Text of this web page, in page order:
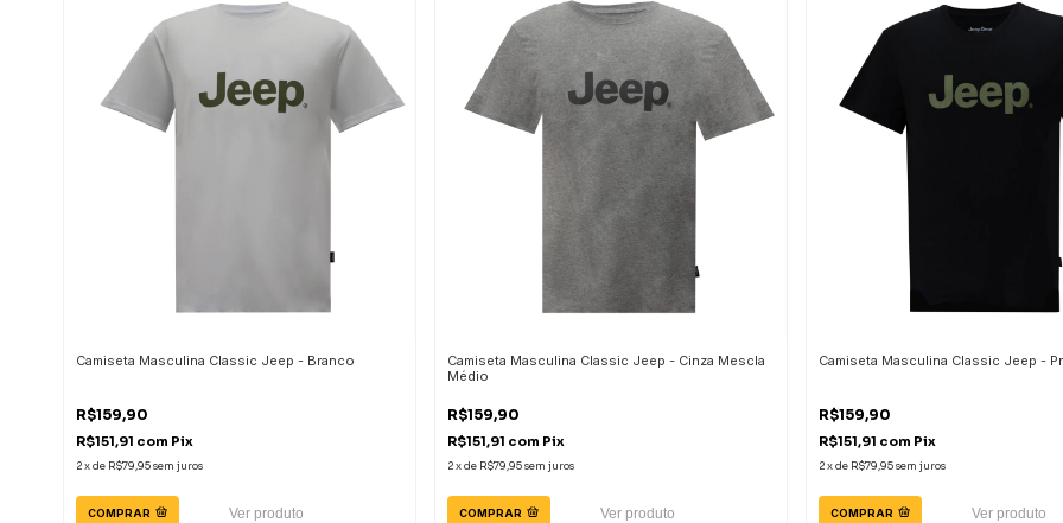
Camiseta Masculina Classic Jeep - Branco
R$159,90
R$151,91 com Pix
2 xde R$79,95 sem juros
COMPRAR Ver produto
Camiseta Masculina Classic Jeep - Cinza Mescla
Médio
R$159,90
R$151,91 com Pix
2xde R$79,95sem juros
COMPRAR Ver produto
Camiseta Masculina Classic Jeep -
R$159,90
R$151,91 com Pix
2xde R$79,95sem juros
COMPRAR Ver produto